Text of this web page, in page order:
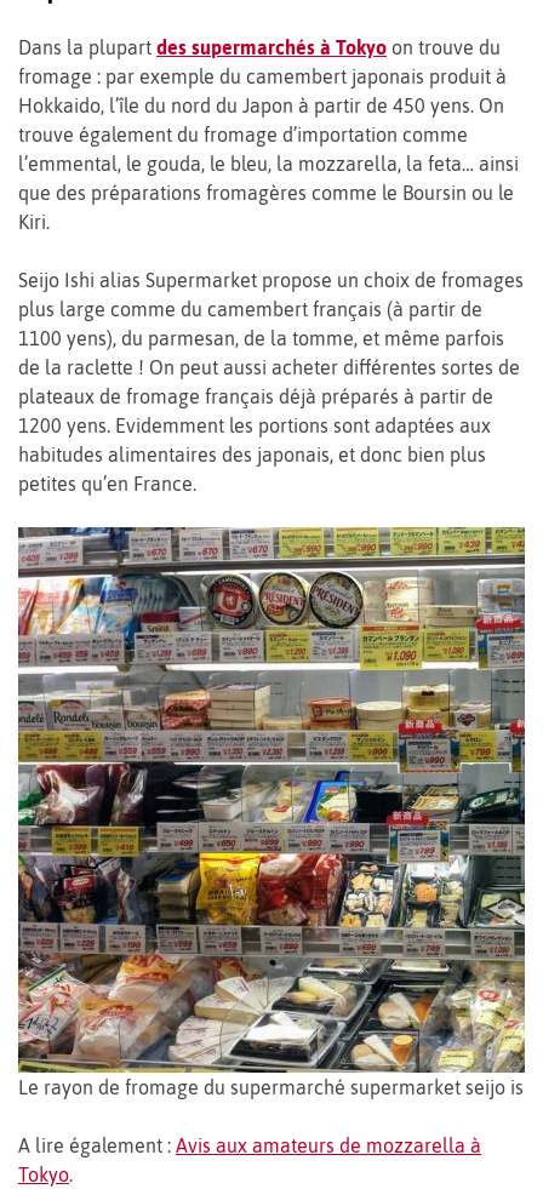
Dans la plupart des supermarchés à Tokyo on trouve du
fromage : par exemple du camembert japonais produit à
Hokkaido, l’île du nord du Japon à partir de 450 yens. On
trouve également du fromage d’importation comme
l’emmental, le gouda, le bleu, la mozzarella, la feta… ainsi
que des préparations fromagères comme le Boursin ou le
Kiri.
Seijo Ishi alias Supermarket propose un choix de fromages
plus large comme du camembert français (à partir de
1100 yens), du parmesan, de la tomme, et même parfois
de la raclette ! On peut aussi acheter différentes sortes de
plateaux de fromage français déjà préparés à partir de
1200 yens. Evidemment les portions sont adaptées aux
habitudes alimentaires des japonais, et donc bien plus
petites qu’en France.
Le rayon de fromage du supermarché supermarket seijo
A lire également : Avis aux amateurs de mozzarella à
Tokyo.